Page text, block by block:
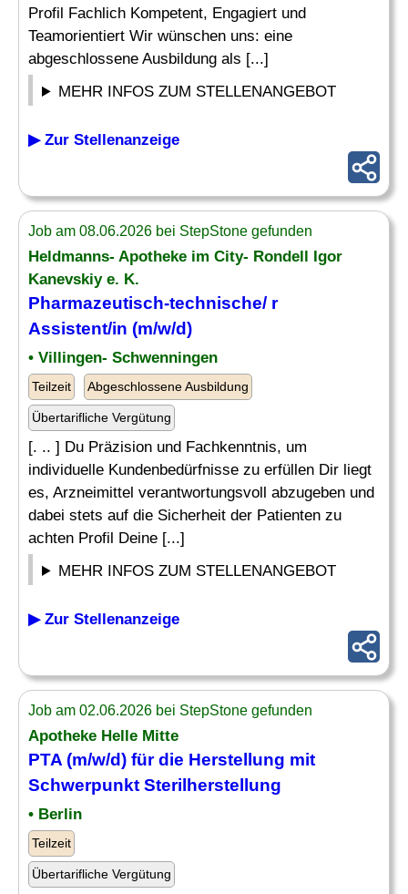
Profil Fachlich Kompetent, Engagiert und
Teamorientiert Wir wünschen uns: eine
abgeschlossene Ausbildung als [...]
MEHR INFOS ZUM STELLENANGEBOT
▶ Zur Stellenanzeige
Job am 08.06.2026 bei StepStone gefunden
Heldmanns- Apotheke im City- Rondell Igor
Kanevskiy e. K.
Pharmazeutisch-technische/ r
Assistent/in (m/w/d)
• Villingen- Schwenningen
Teilzeit Abgeschlossene Ausbildung
Übertarifliche Vergütung
[. .. ] Du Präzision und Fachkenntnis, um
individuelle Kundenbedürfnisse zu erfüllen Dir liegt
es, Arzneimittel verantwortungsvoll abzugeben und
dabei stets auf die Sicherheit der Patienten zu
achten Profil Deine [...]
MEHR INFOS ZUM STELLENANGEBOT
▶ Zur Stellenanzeige
Job am 02.06.2026 bei StepStone gefunden
Apotheke Helle Mitte
PTA (m/w/d) für die Herstellung mit
Schwerpunkt Sterilherstellung
• Berlin
Teilzeit
Übertarifliche Vergütung